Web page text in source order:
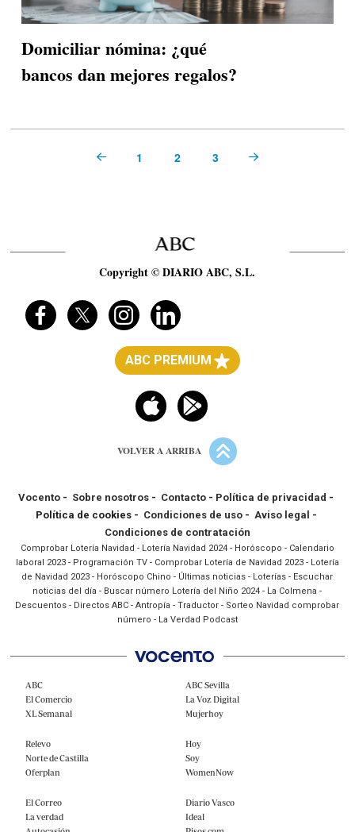
Domiciliar nómina: ¿qué
bancos dan mejores regalos?
Prev 1 2 3 Next
Copyright © DIARIO ABC, S.L.
ABC PREMIUM
VOLVER A ARRIBA
Vocento - Sobre nosotros - Contacto - Política de privacidad -
Política de cookies - Condiciones de uso- Aviso legal -
Condiciones de contratación
Comprobar Lotería Navidad - Lotería Navidad 2024- Horóscopo - Calendario
laboral 2023- Programación TV- Comprobar Lotería de Navidad 2023- Lotería
de Navidad 2023 - Horóscopo Chino - Últimas noticias - Loterías - Escuchar
noticias del día - Buscar número Lotería del Niño 2024 - La Colmena -
Descuentos - Directos ABC -Antropía -Traductor - Sorteo Navidad comprobar
número - La Verdad Podcast
ABC
El Comercio
XL Semanal
ABC Sevilla
La Voz Digital
Mujerhoy
Relevo
Norte de Castilla
Oferplan
Hoy
Soy
WomenNow
El Correo
La verdad
Diario Vasco
Ideal